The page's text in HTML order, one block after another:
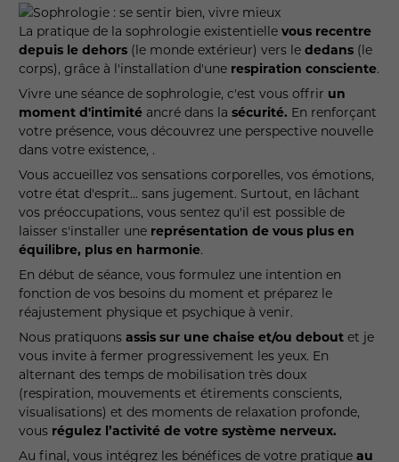
La pratique de la sophrologie existentielle vous recentre
depuis le dehors (le monde extérieur) vers le dedans (le
corps), grâce à l'installation d'une respiration consciente.
Vivre une séance de sophrologie, c'est vous offrir un
moment d'intimité ancré dans la sécurité. En renforçant
votre présence, vous découvrez une perspective nouvelle
dans votre existence, .
Vous accueillez vos sensations corporelles, vos émotions,
votre état d'esprit... sans jugement. Surtout, en lâchant
vos préoccupations, vous sentez qu'il est possible de
laisser s'installer une représentation de vous plus en
équilibre, plus en harmonie.
En début de séance, vous formulez une intention en
fonction de vos besoins du moment et préparez le
réajustement physique et psychique à venir.
Nous pratiquons assis sur une chaise et/ou debout et je
vous invite à fermer progressivement les yeux. En
alternant des temps de mobilisation très doux
(respiration, mouvements et étirements conscients,
visualisations) et des moments de relaxation profonde,
vous régulez l’activité de votre système nerveux.
Au final, vous intégrez les bénéfices de votre pratique au